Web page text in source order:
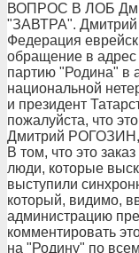
ВОПРОС В ЛОБ
"ЗАВТРА". Дмитрий
Федерация
обращение в
партию "Родина" в
национальной
и президент
пожалуйста, что
Дмитрий РОГОЗИН,
В том, что это
люди, которые
выступили
который, видимо,
администрацию
комментировать
на "Родину" по